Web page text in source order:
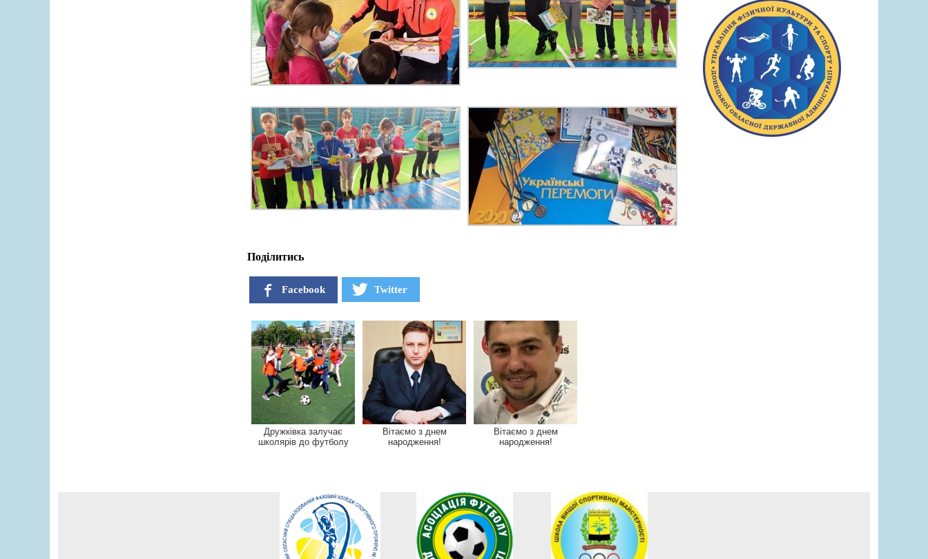
Поділитись
Facebook Twitter
Дружківка залучає
школярів до футболу
Вітаємо з днем
народження!
Вітаємо з днем
народження!